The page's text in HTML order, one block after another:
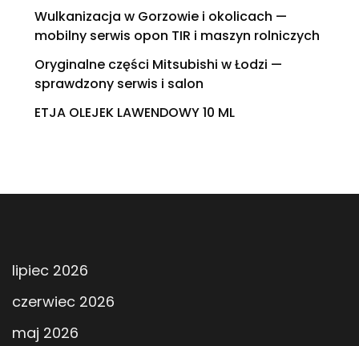
Wulkanizacja w Gorzowie i okolicach —
mobilny serwis opon TIR i maszyn rolniczych
Oryginalne części Mitsubishi w Łodzi —
sprawdzony serwis i salon
ETJA OLEJEK LAWENDOWY 10 ML
lipiec 2026
czerwiec 2026
maj 2026